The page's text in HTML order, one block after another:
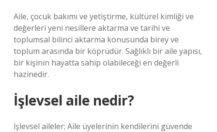
Aile, çocuk bakımı ve yetiştirme, kültürel kimliği ve
değerleri yeni nesillere aktarma ve tarihi ve
toplumsal bilinci aktarma konusunda birey ve
toplum arasında bir köprüdür. Sağlıklı bir aile yapısı,
bir kişinin hayatta sahip olabileceği en değerli
hazinedir.
İşlevsel aile nedir?
İşlevsel aileler; Aile üyelerinin kendilerini güvende